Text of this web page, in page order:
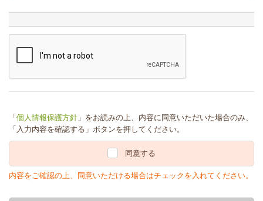
「 個人情報保護方針 」をお読みの上、内容に同意いただいた場合のみ、
「入力内容を確認する」ボタンを押してください。
同意する
内容をご確認の上、同意いただける場合はチェックを入れてください。